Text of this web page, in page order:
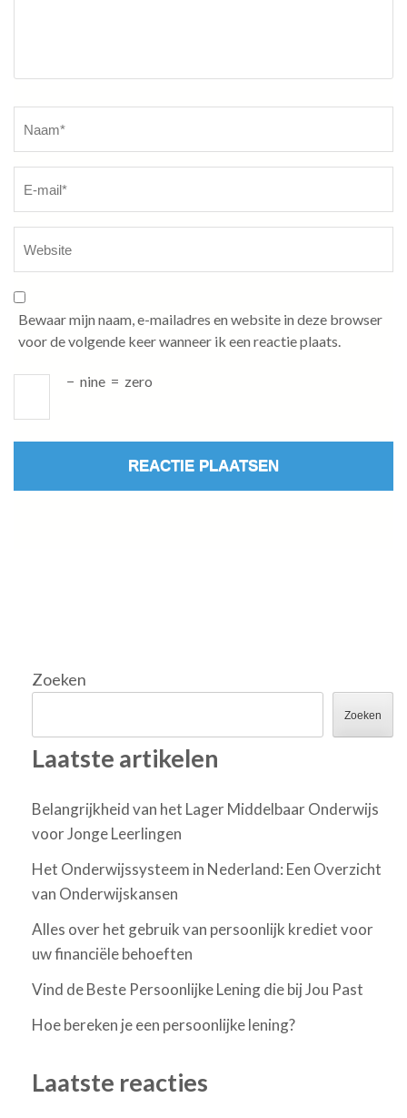
Bewaar mijn naam, e-mailadres en website in deze browser
voor de volgende keer wanneer ik een reactie plaats.
− nine = zero
Zoeken
Zoeken
Laatste artikelen
Belangrijkheid van het Lager Middelbaar Onderwijs
voor Jonge Leerlingen
Het Onderwijssysteem in Nederland: Een Overzicht
van Onderwijskansen
Alles over het gebruik van persoonlijk krediet voor
uw financiële behoeften
Vind de Beste Persoonlijke Lening die bij Jou Past
Hoe bereken je een persoonlijke lening?
Laatste reacties